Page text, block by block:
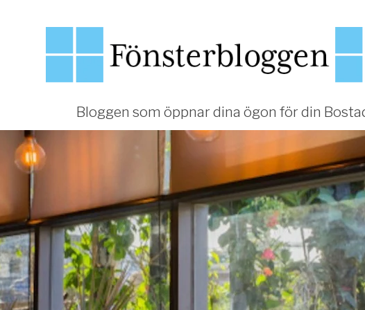
Bloggen som öppnar dina ögon för din